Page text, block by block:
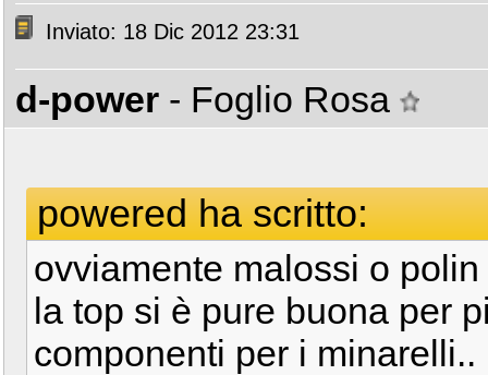
Inviato: 18 Dic 2012 23:31
d-power - Foglio Rosa
powered ha scritto:
ovviamente malossi o
la top si è pure buona per
componenti per i minarelli..